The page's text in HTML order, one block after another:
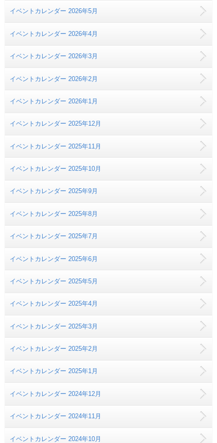
イベントカレンダー 2026年5月
イベントカレンダー 2026年4月
イベントカレンダー 2026年3月
イベントカレンダー 2026年2月
イベントカレンダー 2026年1月
イベントカレンダー 2025年12月
イベントカレンダー 2025年11月
イベントカレンダー 2025年10月
イベントカレンダー 2025年9月
イベントカレンダー 2025年8月
イベントカレンダー 2025年7月
イベントカレンダー 2025年6月
イベントカレンダー 2025年5月
イベントカレンダー 2025年4月
イベントカレンダー 2025年3月
イベントカレンダー 2025年2月
イベントカレンダー 2025年1月
イベントカレンダー 2024年12月
イベントカレンダー 2024年11月
イベントカレンダー 2024年10月